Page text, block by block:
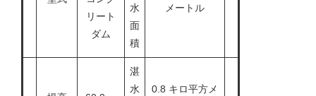
リート
ダム
水
面
積
メートル
湛
水
0.8 キロ平方メ